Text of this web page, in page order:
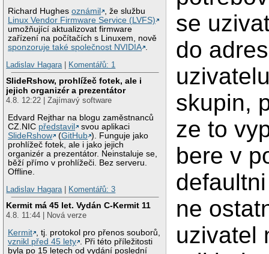
Richard Hughesoznámil
, že službu
Linux Vendor Firmware Service (LVFS)
umožňující aktualizovat firmware
zařízení na počítačích s Linuxem, nově
sponzoruje také společnost NVIDIA
Ladislav Hagara| Komentářů: 1
SlideRshow, prohlížeč fotek, ale i
jejich organizér a prezentátor
4.8. 12:22 | Zajímavý software
Edvard Rejthar na blogu zaměstnanců
CZ.NIC představil
svou aplikaci
SlideRshow
(GitHub ). Funguje jako
prohlížeč fotek, ale i jako jejich
organizér a prezentátor. Neinstaluje se,
běží přímo v prohlížeči. Bez serveru.
Offline.
Ladislav Hagara| Komentářů: 3
Kermit má 45 let. Vydán C-Kermit 11
4.8. 11:44 | Nová verze
Kermit
, tj. protokol pro přenos souborů,
vznikl před 45 lety
. Při této příležitosti
byla po 15 letech od vydání poslední
se
do
skupin,
ze to
bere v
ne
uzivatel